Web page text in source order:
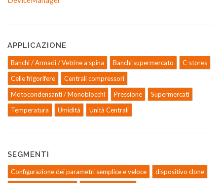
APPLICAZIONE
Banchi / Armadi / Vetrine a spina Banchi supermercato
C-stores
Celle frigorifere
Centrali compressori
Motocondensanti / Monoblocchi
Pressione
Supermercati
Temperatura
Umidità Unità Centrali
SEGMENTI
Configurazione dei parametri semplice e veloce
dispositivo clone